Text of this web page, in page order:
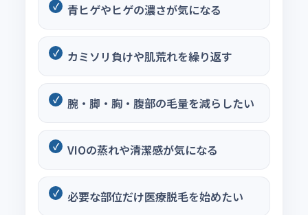
青ヒゲやヒゲの濃さが気になる
カミソリ負けや肌荒れを繰り返す
腕・脚・胸・腹部の毛量を減らしたい
VIOの蒸れや清潔感が気になる
必要な部位だけ医療脱毛を始めたい